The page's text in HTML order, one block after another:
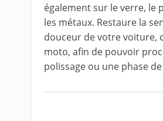
également sur le verre, le
les métaux. Restaure la
douceur de votre voiture,
moto, afin de pouvoir
polissage ou une phase